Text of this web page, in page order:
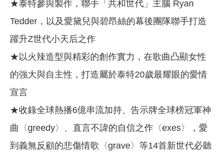
★泰特參與製作，聯手「共和世代」主腦 Ryan
Tedder，以及愛黛兒與碧昂絲的幕後團隊聯手打造
躍升Z世代小天后之作
★以火辣造型與精彩的創作實力，在歌曲凸顯女性
的強大與自主性，打造屬於泰特20歲最耀眼的愛情
宣言
★收錄全球熱播6億串流加持、告示牌全球榜冠軍神
曲〈greedy〉、直言不諱的自信之作〈exes〉，愛
到義無反顧的悲傷情歌〈grave〉等14首新世代必聽